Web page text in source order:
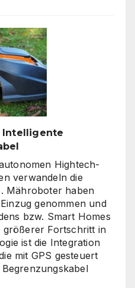
Intelligente
Hightech-
verwandeln die
Mähroboter haben
genommen und
bzw. Smart Homes
größerer Fortschritt in
ist die Integration
mit GPS gesteuert